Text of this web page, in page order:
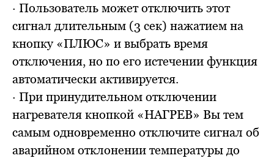
· Пользователь может отключить этот
сигнал длительным (3 сек) нажатием на
кнопку «ПЛЮС» и выбрать время
отключения, но по его истечении функция
автоматически активируется.
· При принудительном отключении
нагревателя кнопкой «НАГРЕВ» Вы тем
самым одновременно отключите сигнал об
аварийном отклонении температуры до